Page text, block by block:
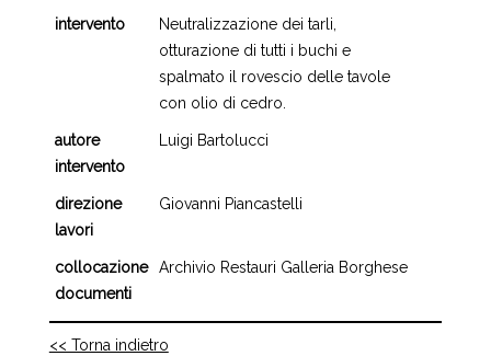
intervento
Neutralizzazione dei tarli,
otturazione di tutti i buchi e
spalmato il rovescio delle tavole
con olio di cedro.
autore
intervento
Luigi Bartolucci
direzione
lavori
Giovanni Piancastelli
collocazione
documenti
Archivio Restauri Galleria Borghese
<< Torna indietro